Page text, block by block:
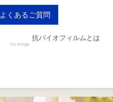
よくあるご質問
抗バイオフィルムとは